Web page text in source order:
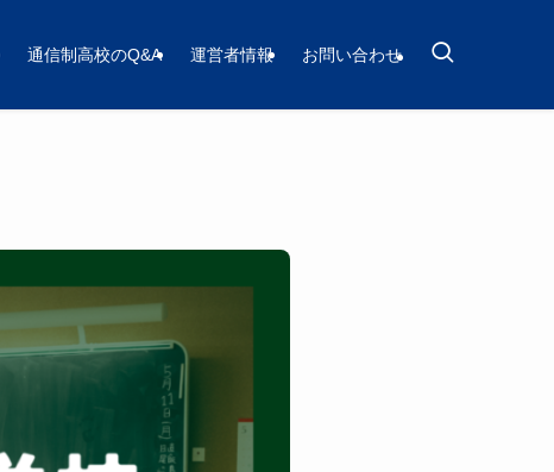
通信制高校のQ&A 運営者情報 お問い合わせ